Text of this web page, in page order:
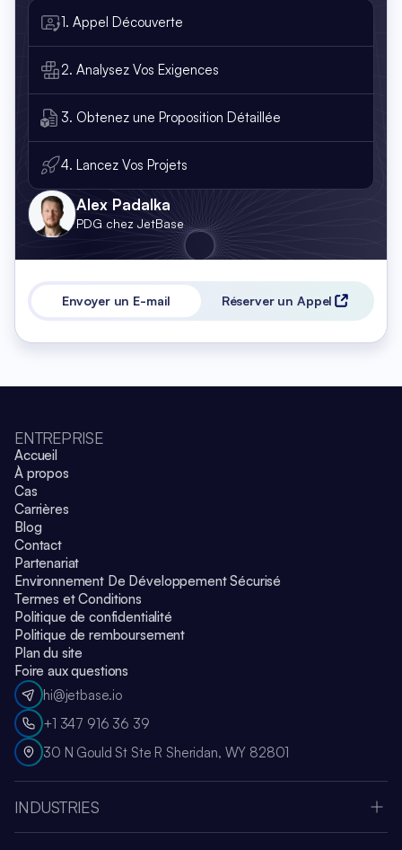
1. Appel Découverte
2. Analysez Vos Exigences
3. Obtenez une Proposition Détaillée
4. Lancez Vos Projets
Alex Padalka
PDG chez JetBase
Envoyer un E-mail Réserver un Appel
ENTREPRISE
Accueil
À propos
Cas
Carrières
Blog
Contact
Partenariat
Environnement De Développement Sécurisé
Termes et Conditions
Politique de confidentialité
Politique de remboursement
Plan du site
Foire aux questions
hi@jetbase.io
+1 347 916 36 39
30 N Gould St Ste R Sheridan, WY 82801
INDUSTRIES